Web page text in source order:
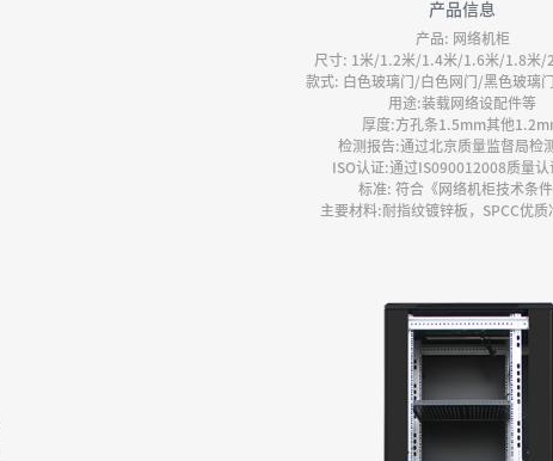
产品信息
产品: 网络机柜
尺寸: 1米/1.2米/1.4米/1.6米/1.8米/
款式: 白色玻璃门/白色网门/黑色玻璃
用途:装载网络设配件等
厚度:方孔条1.5mm其他
检测报告:通过北京质量监督局检
ISO认证:通过IS090012008质量认
标准: 符合《网络机柜技术条件
主要材料:耐指纹镀锌板，SPCC优质